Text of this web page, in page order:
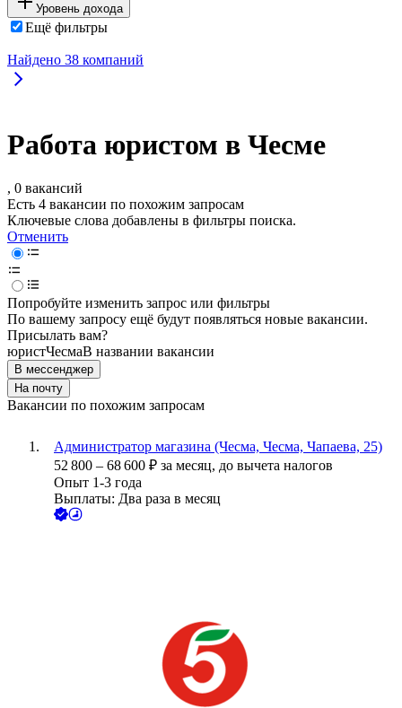
Уровень дохода
Ещё фильтры
Найдено 38 компаний
Работа юристом в Чесме
, 0 вакансий
Есть 4 вакансии по похожим запросам
Ключевые слова добавлены в фильтры поиска.
Отменить
Попробуйте изменить запрос или фильтры
По вашему запросу ещё будут появляться новые вакансии.
Присылать вам?
юристЧесмаВ названии вакансии
В мессенджер
На почту
Вакансии по похожим запросам
Администратор магазина (Чесма, Чесма, Чапаева, 25)
52 800 – 68 600 ₽ за месяц, до вычета налогов
Опыт 1-3 года
Выплаты: Два раза в месяц